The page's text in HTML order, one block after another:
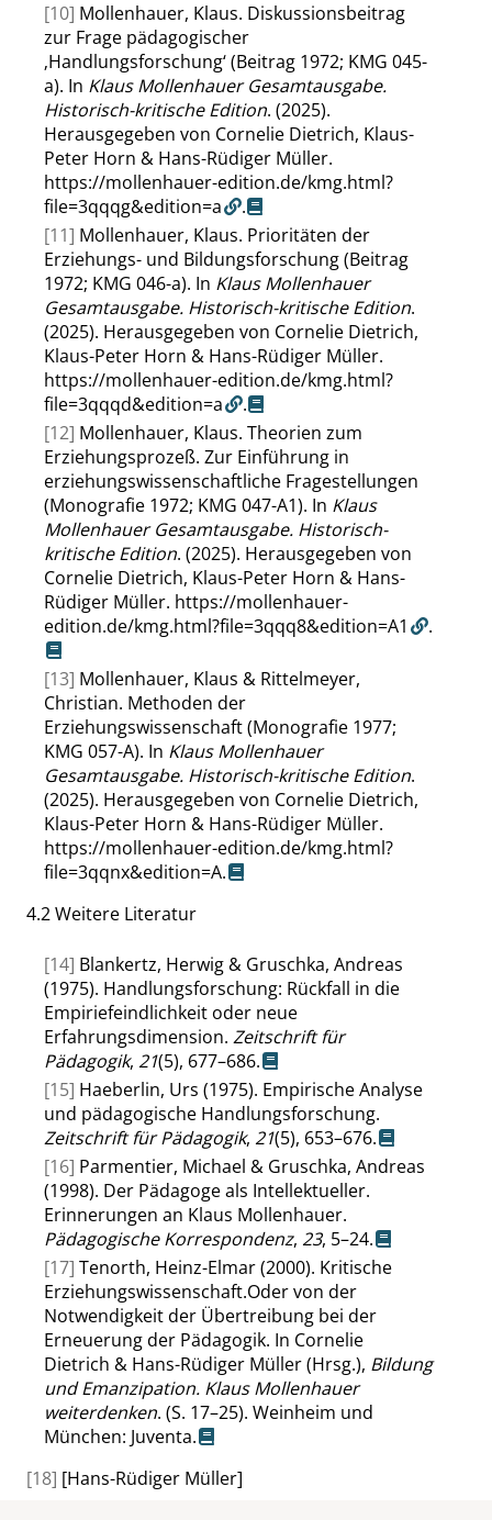
[10] Mollenhauer, Klaus. Diskussionsbeitrag
zur Frage pädagogischer
‚Handlungsforschung‘ (Beitrag 1972; KMG 045-
a). In Klaus Mollenhauer Gesamtausgabe.
Historisch-kritische Edition. (2025).
Herausgegeben von Cornelie Dietrich, Klaus-
Peter Horn & Hans-Rüdiger Müller.
https://mollenhauer-edition.de/kmg.html?
file=3qqqg&edition=a
.
[11] Mollenhauer, Klaus. Prioritäten der
Erziehungs- und Bildungsforschung (Beitrag
1972; KMG 046-a). In Klaus Mollenhauer
Gesamtausgabe. Historisch-kritische Edition.
(2025). Herausgegeben von Cornelie Dietrich,
Klaus-Peter Horn & Hans-Rüdiger Müller.
https://mollenhauer-edition.de/kmg.html?
file=3qqqd&edition=a
.
[12] Mollenhauer, Klaus. Theorien zum
Erziehungsprozeß. Zur Einführung in
erziehungswissenschaftliche Fragestellungen
(Monografie 1972; KMG 047-A1). In Klaus
Mollenhauer Gesamtausgabe. Historisch-
kritische Edition. (2025). Herausgegeben von
Cornelie Dietrich, Klaus-Peter Horn & Hans-
Rüdiger Müller. https://mollenhauer-
edition.de/kmg.html?file=3qqq8&edition=A1
.
[13] Mollenhauer, Klaus & Rittelmeyer,
Christian. Methoden der
Erziehungswissenschaft (Monografie 1977;
KMG 057-A). In Klaus Mollenhauer
Gesamtausgabe. Historisch-kritische Edition.
(2025). Herausgegeben von Cornelie Dietrich,
Klaus-Peter Horn & Hans-Rüdiger Müller.
https://mollenhauer-edition.de/kmg.html?
file=3qqnx&edition=A.
4.2Weitere Literatur
[14] Blankertz, Herwig & Gruschka, Andreas
(1975). Handlungsforschung: Rückfall in die
Empiriefeindlichkeit oder neue
Erfahrungsdimension. Zeitschrift für
Pädagogik, 21(5), 677–686.
[15] Haeberlin, Urs (1975). Empirische Analyse
und pädagogische Handlungsforschung.
Zeitschrift für Pädagogik, 21(5), 653–676.
[16] Parmentier, Michael & Gruschka, Andreas
(1998). Der Pädagoge als Intellektueller.
Erinnerungen an Klaus Mollenhauer.
Pädagogische Korrespondenz, 23, 5–24.
[17] Tenorth, Heinz-Elmar (2000). Kritische
Erziehungswissenschaft.Oder von der
Notwendigkeit der Übertreibung bei der
Erneuerung der Pädagogik. In Cornelie
Dietrich & Hans-Rüdiger Müller (Hrsg.), Bildung
und Emanzipation. Klaus Mollenhauer
weiterdenken. (S. 17–25). Weinheim und
München: Juventa.
[18] [Hans-Rüdiger Müller]